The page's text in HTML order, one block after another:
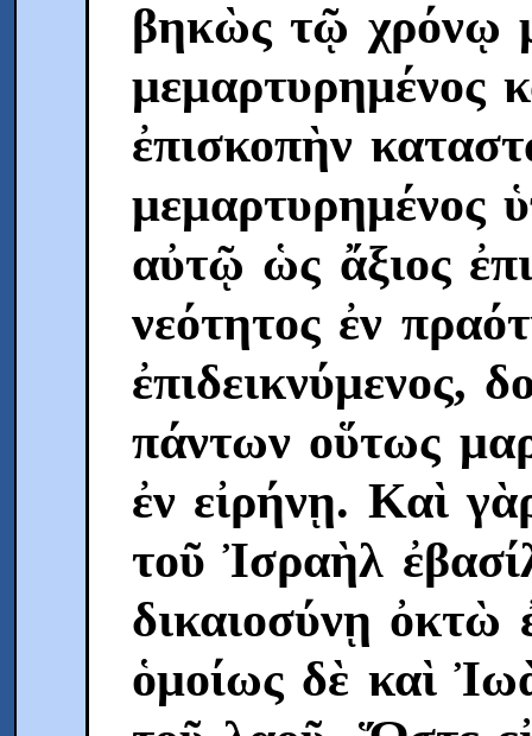
βηκὼς τῷ χρόνῳ
μεμαρτυρημένος
ἐπισκοπὴν
μεμαρτυρημένος
αὐτῷ ὡς ἄξιος
νεότητος ἐν
ἐπιδεικνύμενος,
πάντων οὕτως
ἐν εἰρήνῃ. Καὶ
τοῦ Ἰσραὴλ
δικαιοσύνῃ ὀκτὼ
ὁμοίως δὲ καὶ